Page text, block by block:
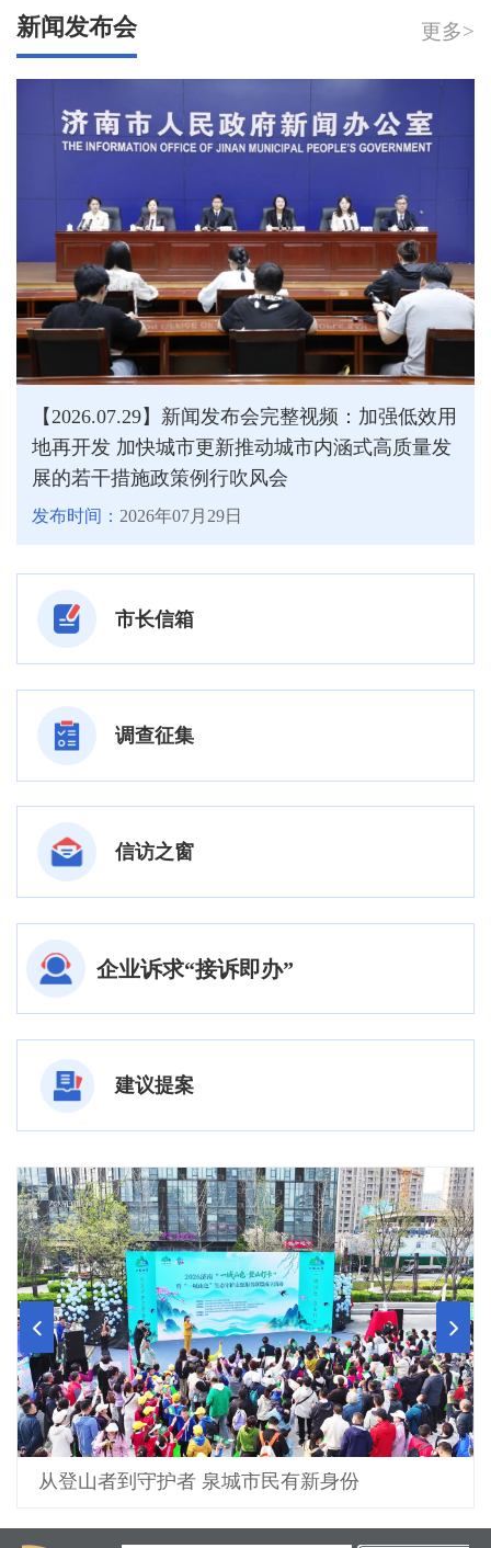
新闻发布会 更多>
【2026.07.29】新闻发布会完整视频：加强低效用
地再开发 加快城市更新推动城市内涵式高质量发
展的若干措施政策例行吹风会
发布时间： 2026年07月29日
市长信箱
调查征集
信访之窗
企业诉求“接诉即办”
建议提案
从登山者到守护者 泉城市民有新身份